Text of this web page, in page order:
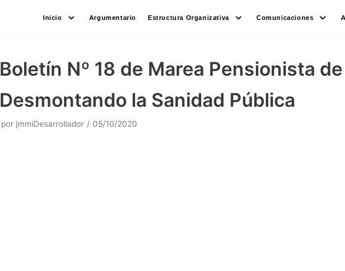
Inicio Argumentario Estructura Organizativa Comunicaciones
Boletín Nº 18 de Marea Pensionista
Desmontando la Sanidad Pública
por jmmiDesarrollador 05/10/2020